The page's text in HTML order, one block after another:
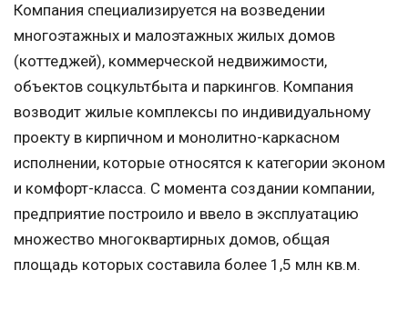
Компания специализируется на возведении
многоэтажных и малоэтажных жилых домов
(коттеджей), коммерческой недвижимости,
объектов соцкультбыта и паркингов. Компания
возводит жилые комплексы по индивидуальному
проекту в кирпичном и монолитно-каркасном
исполнении, которые относятся к категории эконом
и комфорт-класса. С момента создании компании,
предприятие построило и ввело в эксплуатацию
множество многоквартирных домов, общая
площадь которых составила более 1,5 млн кв.м.